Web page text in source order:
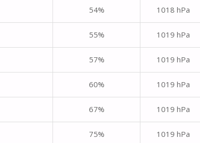
54% 1018 hPa
55% 1019 hPa
57% 1019 hPa
60% 1019 hPa
67% 1019 hPa
75% 1019 hPa